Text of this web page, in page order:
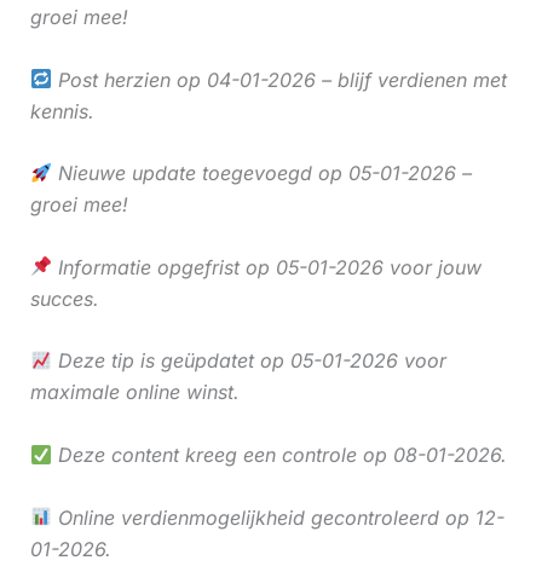
groei mee!
Post herzien op 04-01-2026 – blijf verdienen met
kennis.
Nieuwe update toegevoegd op 05-01-2026 –
groei mee!
Informatie opgefrist op 05-01-2026 voor jouw
succes.
Deze tip is geüpdatet op 05-01-2026 voor
maximale online winst.
Deze content kreeg een controle op 08-01-2026.
Online verdienmogelijkheid gecontroleerd op 12-
01-2026.